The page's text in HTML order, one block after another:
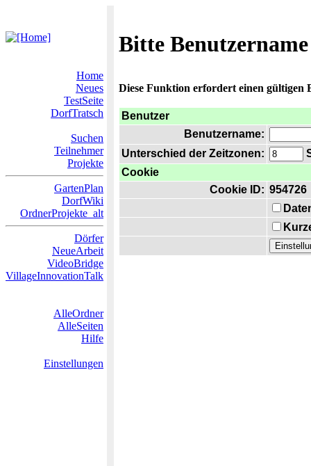
Bitte
Home
Neues
TestSeite
DorfTratsch
Suchen
Teilnehmer
Projekte
GartenPlan
DorfWiki
OrdnerProjekte_alt
Dörfer
NeueArbeit
VideoBridge
VillageInnovationTalk
AlleOrdner
AlleSeiten
Hilfe
Einstellungen
Diese Funktion erfordert einen gültigen
Benutzer
Benutzername:
Unterschied der Zeitzonen:
Cookie
Cookie ID: 954726